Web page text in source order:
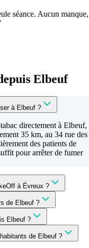
séance. Aucun manque,
Elbeuf
à Elbeuf ?
directement à Elbeuf,
35 km, au 34 rue des
des patients de
pour arrêter de fumer
à Évreux ?
de Elbeuf ?
Elbeuf ?
de Elbeuf ?